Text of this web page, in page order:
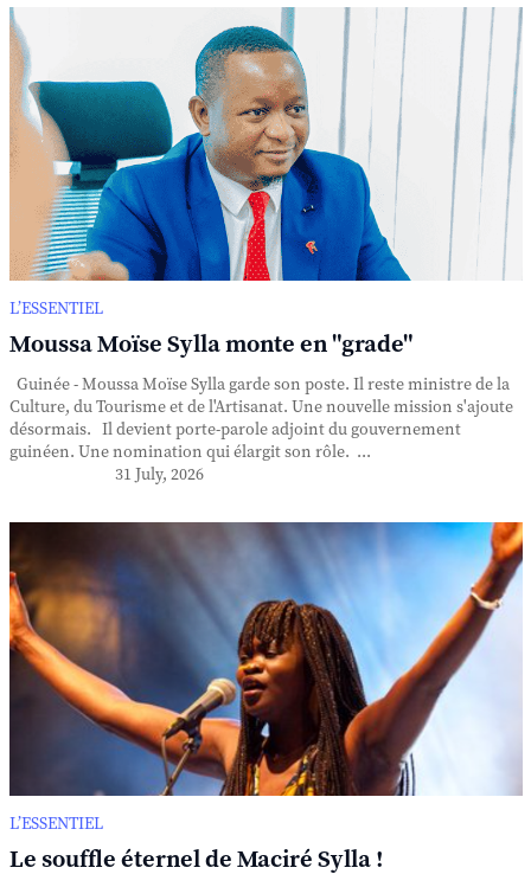
L’ESSENTIEL
Moussa Moïse Sylla monte en "grade"
Guinée - Moussa Moïse Sylla garde son poste. Il reste ministre de la
Culture, du Tourisme et de l'Artisanat. Une nouvelle mission s'ajoute
désormais. Il devient porte-parole adjoint du gouvernement
guinéen. Une nomination qui élargit son rôle. ...
31 July, 2026
L’ESSENTIEL
Le souffle éternel de Maciré Sylla !